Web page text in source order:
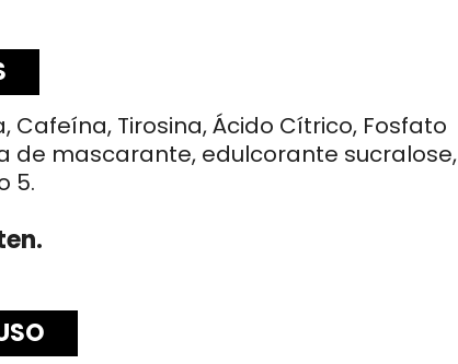
Cafeína, Tirosina, Ácido Cítrico, Fosfato
de mascarante, edulcorante sucralose,
5.